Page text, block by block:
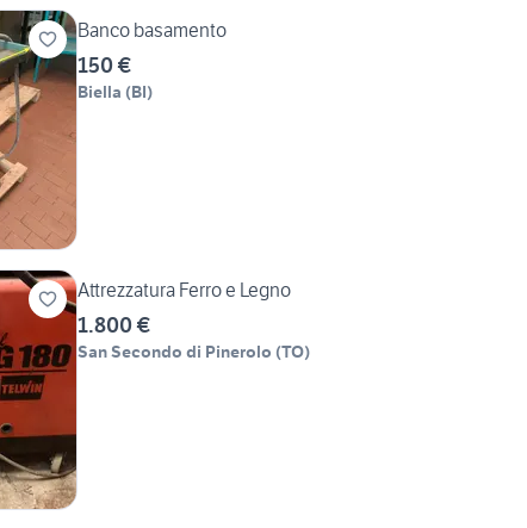
Banco basamento
150 €
Biella (BI)
Attrezzatura Ferro e Legno
1.800 €
San Secondo di Pinerolo (TO)